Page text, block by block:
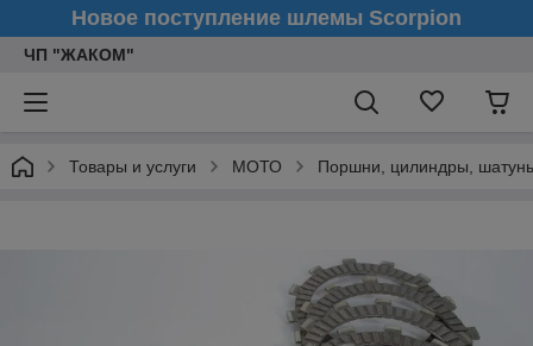
Новое поступление шлемы Scorpion
ЧП "ЖАКОМ"
Товары и услуги МОТО Поршни, цилиндры,